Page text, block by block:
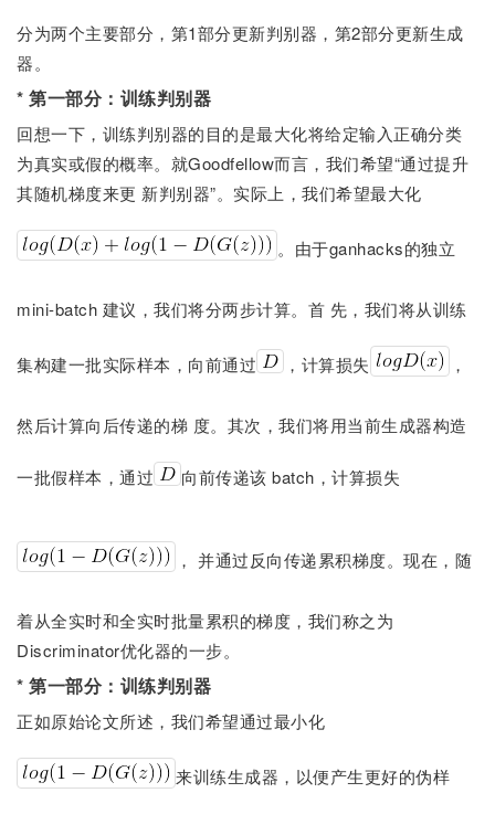
分为两个主要部分，第1部分更新判别器，第2部分更新生成
器。
* 第一部分：训练判别器
回想一下，训练判别器的目的是最大化将给定输入正确分类
为真实或假的概率。就Goodfellow而言，我们希望“通过提升
其随机梯度来更 新判别器”。实际上，我们希望最大化
。由于ganhacks的独立
mini-batch 建议，我们将分两步计算。首 先，我们将从训练
集构建一批实际样本，向前通过 ，计算损失 ，
然后计算向后传递的梯 度。其次，我们将用当前生成器构造
一批假样本，通过 向前传递该 batch，计算损失
， 并通过反向传递累积梯度。现在，随
着从全实时和全实时批量累积的梯度，我们称之为
Discriminator优化器的一步。
* 第一部分：训练判别器
正如原始论文所述，我们希望通过最小化
来训练生成器，以便产生更好的伪样